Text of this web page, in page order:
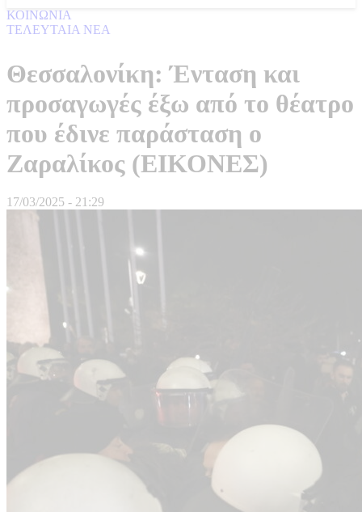
ΚΟΙΝΩΝΙΑ
ΤΕΛΕΥΤΑΙΑ ΝΕΑ
Θεσσαλονίκη: Ένταση και
προσαγωγές έξω από το θέατρο
που έδινε παράσταση ο
Ζαραλίκος (ΕΙΚΟΝΕΣ)
17/03/2025 - 21:29